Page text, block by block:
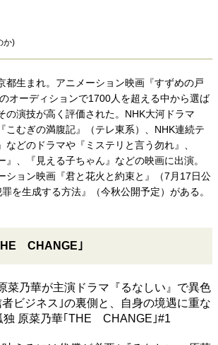
か)
都生まれ。アニメーション映画『すずめの戸
オーディションで1700人を超える中から選ば
の演技が高く評価された。NHK大河ドラマ
こむぎの満腹記』（テレ東系）、NHK連続テ
などのドラマや『ミステリと言う勿れ』、
』、『見える子ちゃん』などの映画に出演。
ション映画『君と花火と約束と』（7月17日公
を生成する方法』（今秋公開予定）がある。
CHANGE｣
菜乃華が主演ドラマ『るなしい』で異色
ビジネス｣の裏側と、自身の境遇に重な
独 原菜乃華｢THE CHANGE｣#1